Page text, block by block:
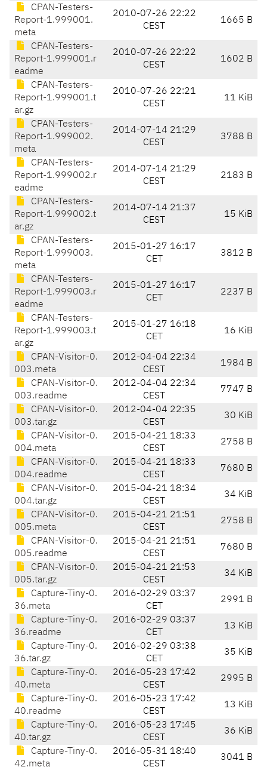
CPAN-Testers-
Report-1.999001.
meta
2010-07-26 22:22
CEST
1665 B
CPAN-Testers-
Report-1.999001.r
eadme
2010-07-26 22:22
CEST
1602 B
CPAN-Testers-
Report-1.999001.t
ar.gz
2010-07-26 22:21
CEST
11 KiB
CPAN-Testers-
Report-1.999002.
meta
2014-07-14 21:29
CEST
3788 B
CPAN-Testers-
Report-1.999002.r
eadme
2014-07-14 21:29
CEST
2183 B
CPAN-Testers-
Report-1.999002.t
ar.gz
2014-07-14 21:37
CEST
15 KiB
CPAN-Testers-
Report-1.999003.
meta
2015-01-27 16:17
CET
3812 B
CPAN-Testers-
Report-1.999003.r
eadme
2015-01-27 16:17
CET
2237 B
CPAN-Testers-
Report-1.999003.t
ar.gz
2015-01-27 16:18
CET
16 KiB
CPAN-Visitor-0.
003.meta
2012-04-04 22:34
CEST
1984 B
CPAN-Visitor-0.
003.readme
2012-04-04 22:34
CEST
7747 B
CPAN-Visitor-0.
003.tar.gz
2012-04-04 22:35
CEST
30 KiB
CPAN-Visitor-0.
004.meta
2015-04-21 18:33
CEST
2758 B
CPAN-Visitor-0.
004.readme
2015-04-21 18:33
CEST
7680 B
CPAN-Visitor-0.
004.tar.gz
2015-04-21 18:34
CEST
34 KiB
CPAN-Visitor-0.
005.meta
2015-04-21 21:51
CEST
2758 B
CPAN-Visitor-0.
005.readme
2015-04-21 21:51
CEST
7680 B
CPAN-Visitor-0.
005.tar.gz
2015-04-21 21:53
CEST
34 KiB
Capture-Tiny-0.
36.meta
2016-02-29 03:37
CET
2991 B
Capture-Tiny-0.
36.readme
2016-02-29 03:37
CET
13 KiB
Capture-Tiny-0.
36.tar.gz
2016-02-29 03:38
CET
35 KiB
Capture-Tiny-0.
40.meta
2016-05-23 17:42
CEST
2995 B
Capture-Tiny-0.
40.readme
2016-05-23 17:42
CEST
13 KiB
Capture-Tiny-0.
40.tar.gz
2016-05-23 17:45
CEST
36 KiB
Capture-Tiny-0.
42.meta
2016-05-31 18:40
CEST
3041 B